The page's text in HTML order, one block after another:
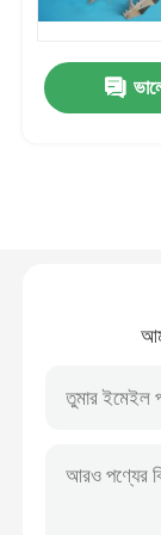
বোনা তারের কাপড়